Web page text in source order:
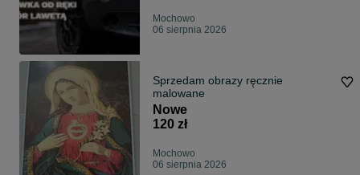
Mochowo
06 sierpnia 2026
Sprzedam obrazy ręcznie
malowane
Nowe
120 zł
Mochowo
06 sierpnia 2026